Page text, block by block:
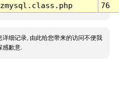
76
详细记录, 由此给您带来的访问不便我
感歉意.